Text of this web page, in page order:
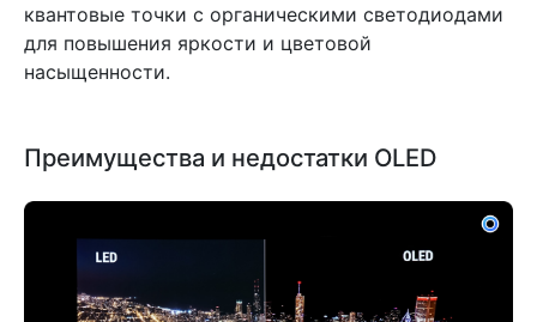
квантовые точки с органическими светодиодами
для повышения яркости и цветовой
насыщенности.
Преимущества и недостатки OLED